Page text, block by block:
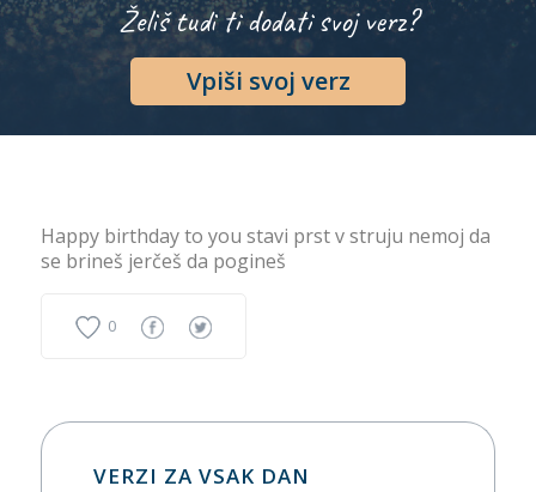
Želiš tudi ti dodati svoj verz?
Vpiši svoj verz
Happy birthday to you stavi prst v struju nemoj da
se brineš jerčeš da pogineš
0
VERZI ZA VSAK DAN